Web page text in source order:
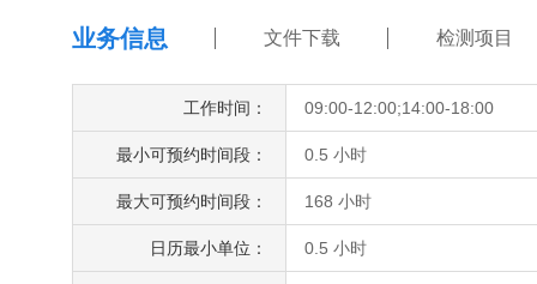
业务信息 文件下载 检测项目
工作时间： 09:00-12:00;14:00-18:00
最小可预约时间段： 0.5 小时
最大可预约时间段： 168 小时
日历最小单位： 0.5 小时